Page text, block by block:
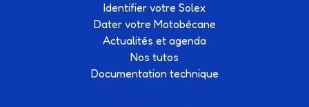
Identifier votre Solex
Dater votre Motobécane
Actualités et agenda
Nos tutos
Documentation technique